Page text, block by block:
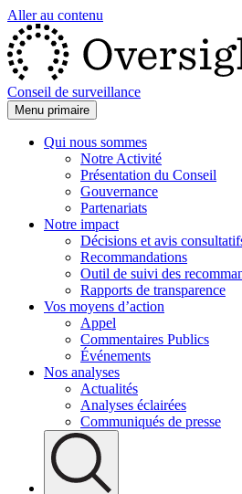
Aller au contenu
Conseil de surveillance
Menu primaire
Qui nous sommes
Notre Activité
Présentation du Conseil
Gouvernance
Partenariats
Notre impact
Décisions et avis
Recommandations
Outil de suivi des
Rapports de transparence
Vos moyens d’action
Appel
Commentaires Publics
Événements
Nos analyses
Actualités
Analyses éclairées
Communiqués de presse